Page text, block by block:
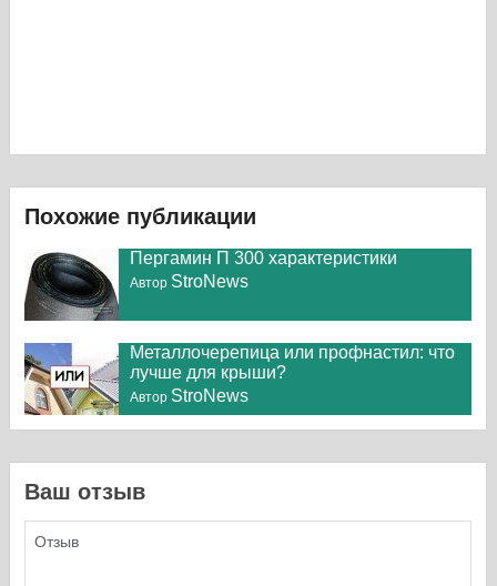
Похожие публикации
Пергамин П 300 характеристики
Автор StroNews
Металлочерепица или профнастил: что
лучше для крыши?
Автор StroNews
Ваш отзыв